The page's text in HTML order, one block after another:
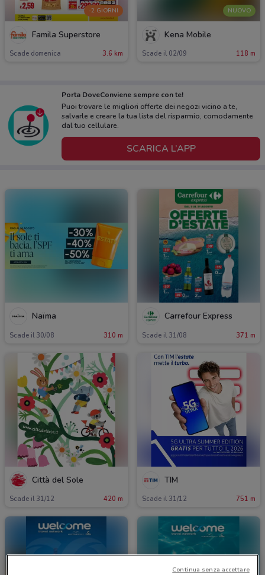
-2 GIORNI
Famila Superstore
Scade domenica 3.6 km
NUOVO
Kena Mobile
Scade il 02/09 118 m
Porta DoveConviene sempre con te!
Puoi trovare le migliori offerte dei negozi vicino a te,
salvarle e creare la tua lista del risparmio, comodamente
dal tuo cellulare.
SCARICA L’APP
Naïma
Scade il 30/08 310 m
Carrefour Express
Scade il 31/08 371 m
Città del Sole
Scade il 31/12 420 m
TIM
Scade il 31/12 751 m
Continua senza accettare